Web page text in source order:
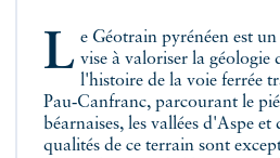
Le Géotrain pyrénéen est un projet touristique qui vise à valoriser la géologie
l'histoire de la voie ferrée
Pau‑Canfranc, parcourant le
béarnaises, les vallées d'Aspe
qualités de ce terrain sont